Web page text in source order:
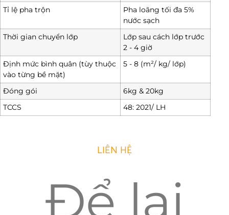
Tỉ lệ pha trộn
Pha loãng tối đa 5%
nước sạch
Thời gian chuyển lớp
Lớp sau cách lớp trước
2 - 4 giờ
Định mức bình quân (tùy thuộc
vào từng bề mặt)
5 - 8 (m²/ kg/ lớp)
Đóng gói
6kg & 20kg
TCCS
48: 2021/ LH
LIÊN HỆ
Để lại